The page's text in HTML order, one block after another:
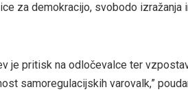
za demokracijo, svobodo izražanja
je pritisk na odločevalce ter
samoregulacijskih varovalk,”